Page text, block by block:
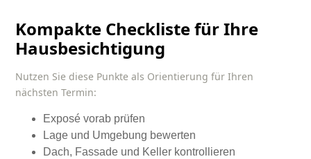
Kompakte Checkliste für Ihre
Hausbesichtigung
Nutzen Sie diese Punkte als Orientierung für Ihren
nächsten Termin:
Exposé vorab prüfen
Lage und Umgebung bewerten
Dach, Fassade und Keller kontrollieren